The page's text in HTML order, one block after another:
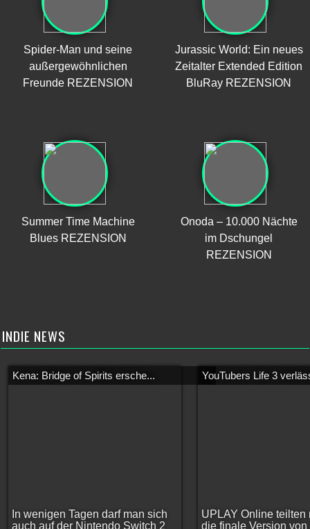
Spider-Man und seine
außergewöhnlichen
Freunde REZENSION
Jurassic World: Ein neues
Zeitalter Extended Edition
BluRay REZENSION
Summer Time Machine
Blues REZENSION
Onoda – 10.000 Nächte
im Dschungel
REZENSION
INDIE NEWS
Kena: Bridge of Spirits ersche...
In wenigen Tagen darf man sich
auch auf der Nintendo Switch 2
YouTubers Life 3
UPLAY Online teilten
die finale Version von